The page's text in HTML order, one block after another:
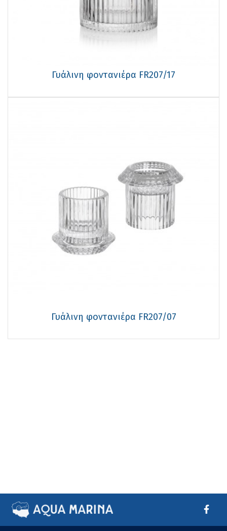
Γυάλινη φοντανιέρα FR207/17
Γυάλινη φοντανιέρα FR207/07